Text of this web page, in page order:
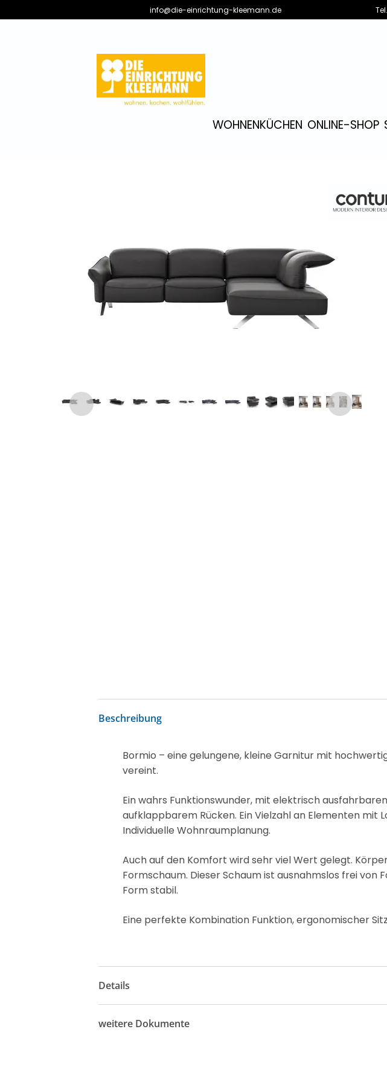
info@die-einrichtung-kleemann.de Tel.
WOHNENKÜCHEN ONLINE-SHOP
Beschreibung
Bormio – eine gelungene, kleine Garnitur mit
vereint.
Ein wahrs Funktionswunder, mit elektrisch
aufklappbarem Rücken. Ein Vielzahl an Elementen mit
Individuelle Wohnraumplanung.
Auch auf den Komfort wird sehr viel Wert gelegt.
Formschaum. Dieser Schaum ist ausnahmslos frei von
Form stabil.
Eine perfekte Kombination Funktion, ergonomischer
Details
weitere Dokumente